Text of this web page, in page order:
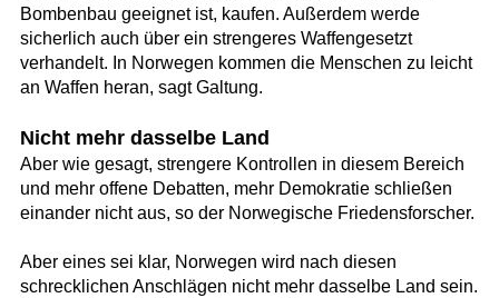
Bombenbau geeignet ist, kaufen. Außerdem werde
sicherlich auch über ein strengeres Waffengesetzt
verhandelt. In Norwegen kommen die Menschen zu leicht
an Waffen heran, sagt Galtung.
Nicht mehr dasselbe Land
Aber wie gesagt, strengere Kontrollen in diesem Bereich
und mehr offene Debatten, mehr Demokratie schließen
einander nicht aus, so der Norwegische Friedensforscher.
Aber eines sei klar, Norwegen wird nach diesen
schrecklichen Anschlägen nicht mehr dasselbe Land sein.